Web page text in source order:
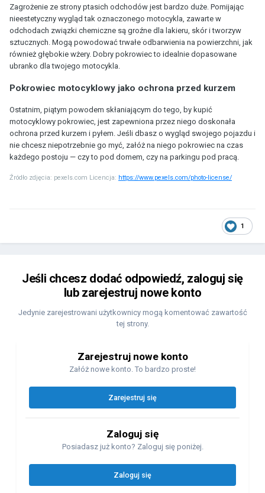
Zagrożenie ze strony ptasich odchodów jest bardzo duże. Pomijając
nieestetyczny wygląd tak oznaczonego motocykla, zawarte w
odchodach związki chemiczne są groźne dla lakieru, skór i tworzyw
sztucznych. Mogą powodować trwałe odbarwienia na powierzchni, jak
również głębokie wżery. Dobry pokrowiec to idealnie dopasowane
ubranko dla twojego motocykla.
Pokrowiec motocyklowy jako ochrona przed kurzem
Ostatnim, piątym powodem skłaniającym do tego, by kupić
motocyklowy pokrowiec, jest zapewniona przez niego doskonała
ochrona przed kurzem i pyłem. Jeśli dbasz o wygląd swojego pojazdu i
nie chcesz niepotrzebnie go myć, załóż na niego pokrowiec na czas
każdego postoju — czy to pod domem, czy na parkingu pod pracą.
Źródło zdjęcia: pexels.com Licencja: https://www.pexels.com/photo-license/
1
Jeśli chcesz dodać odpowiedź, zaloguj się
lub zarejestruj nowe konto
Jedynie zarejestrowani użytkownicy mogą komentować zawartość
tej strony.
Zarejestruj nowe konto
Załóż nowe konto. To bardzo proste!
Zarejestruj się
Zaloguj się
Posiadasz już konto? Zaloguj się poniżej.
Zaloguj się